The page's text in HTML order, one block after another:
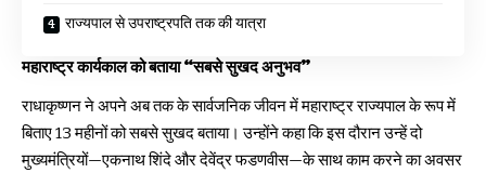
राज्यपाल से उपराष्ट्रपति तक की यात्रा
महाराष्ट्र कार्यकाल को बताया “सबसे सुखद अनुभव”
राधाकृष्णन ने अपने अब तक के सार्वजनिक जीवन में महाराष्ट्र राज्यपाल के रूप में
बिताए 13 महीनों को सबसे सुखद बताया। उन्होंने कहा कि इस दौरान उन्हें दो
मुख्यमंत्रियों—एकनाथ शिंदे और देवेंद्र फडणवीस—के साथ काम करने का अवसर